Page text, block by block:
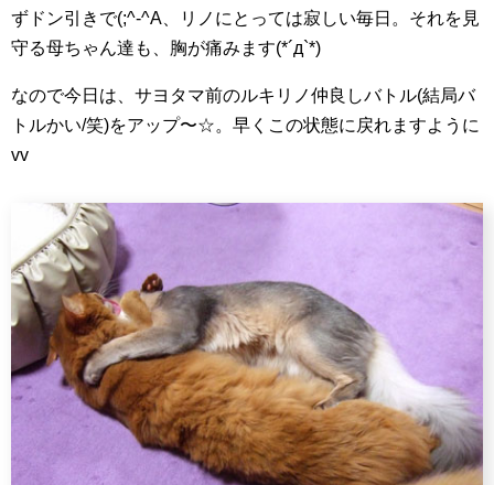
ずドン引きで(;^-^A、リノにとっては寂しい毎日。それを見
守る母ちゃん達も、胸が痛みます(*´д`*)
なので今日は、サヨタマ前のルキリノ仲良しバトル(結局バ
トルかい/笑)をアップ〜☆。早くこの状態に戻れますように
vv